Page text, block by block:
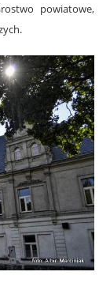
powiatowe,